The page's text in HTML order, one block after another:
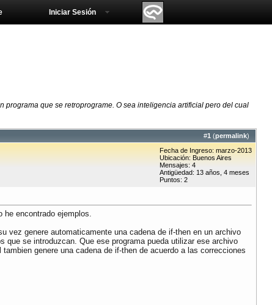
Iniciar Sesión
que se retroprograme. O sea inteligencia artificial pero del cual
#1 (permalink)
Fecha de Ingreso: marzo-2013
Ubicación: Buenos Aires
Mensajes: 4
Antigüedad: 13 años, 4 meses
Puntos: 2
he encontrado ejemplos.
vez genere automaticamente una cadena de if-then en un archivo
se introduzcan. Que ese programa pueda utilizar ese archivo
genere una cadena de if-then de acuerdo a las correcciones